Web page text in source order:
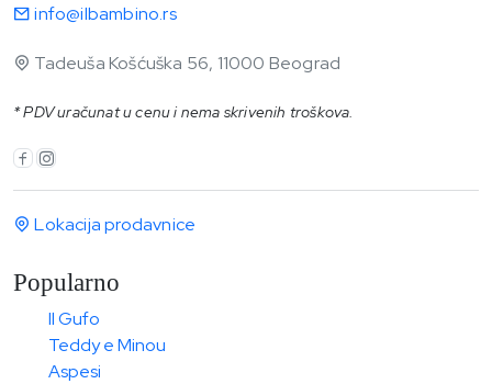
info@ilbambino.rs
Tadeuša Košćuška 56, 11000 Beograd
* PDV uračunat u cenu i nema skrivenih troškova.
Lokacija prodavnice
Popularno
Il Gufo
Teddy e Minou
Aspesi